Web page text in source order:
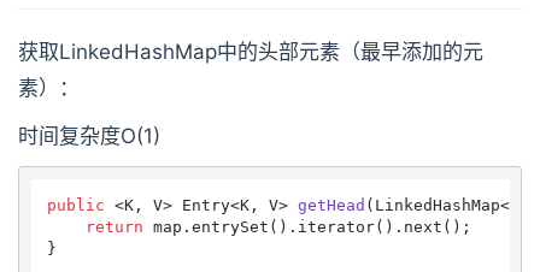
获取LinkedHashMap中的头部元素（最早添加的元
素）：
时间复杂度O(1)
public <K, V> Entry<K, V> getHead (LinkedHashMap<K,
return map.entrySet().iterator().next();